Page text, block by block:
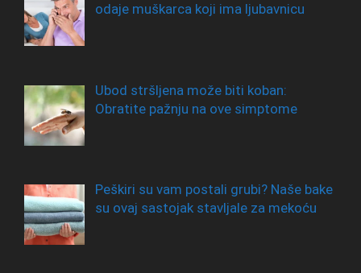
odaje muškarca koji ima ljubavnicu
Ubod stršljena može biti koban:
Obratite pažnju na ove simptome
Peškiri su vam postali grubi? Naše bake
su ovaj sastojak stavljale za mekoću